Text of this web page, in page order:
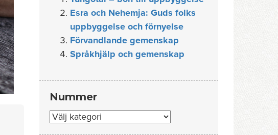
Esra och Nehemja: Guds folks
uppbyggelse och förnyelse
Förvandlande gemenskap
Språkhjälp och gemenskap
Nummer
Nummer